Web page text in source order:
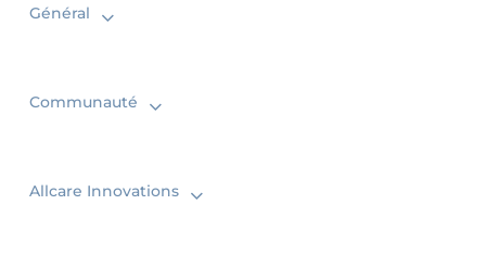
Général
Communauté
Allcare Innovations